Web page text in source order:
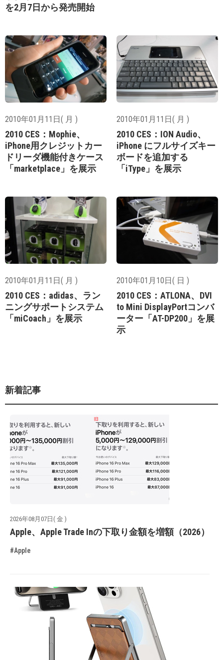
を2月7日から発売開始
2010年01月11日( 月 )
2010 CES：Mophie、
iPhone用クレジットカー
ドリーダ機能付きケース
「marketplace」を展示
2010年01月11日( 月 )
2010 CES：ION Audio、
iPhone にフルサイズキー
ボードを追加する
「iType」を展示
2010年01月11日( 月 )
2010 CES：adidas、ラン
ニングサポートシステム
「miCoach」を展示
2010年01月10日( 日 )
2010 CES：ATLONA、DVI
to Mini DisplayPortコンバ
ーター「AT-DP200」を展
示
新着記事
2026年08月07日( 金 )
Apple、Apple Trade Inの下取り金額を増額（2026）
#Apple